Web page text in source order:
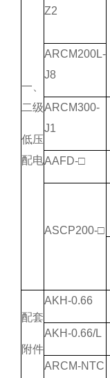
一、
二级
低压
配电
Z2
ARCM200L-
J8
ARCM300-
J1
AAFD-□
ASCP200-□
配套
附件
AKH-0.66
AKH-0.66/L
ARCM-NTC